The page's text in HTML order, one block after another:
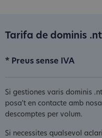
Tarifa de dominis
* Preus sense IVA
Si gestiones varis dominis
posa't en contacte amb
descomptes per volum.
Si necessites qualsevol